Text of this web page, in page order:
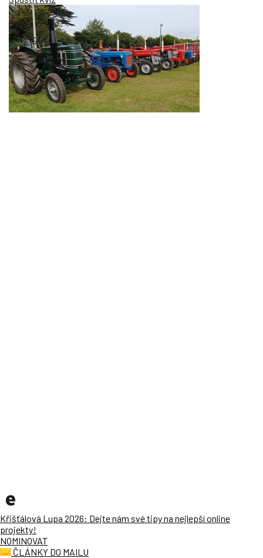
Křišťálová Lupa 2026: Dejte nám své tipy na nejlepší online
projekty!
NOMINOVAT
ČLÁNKY DO MAILU